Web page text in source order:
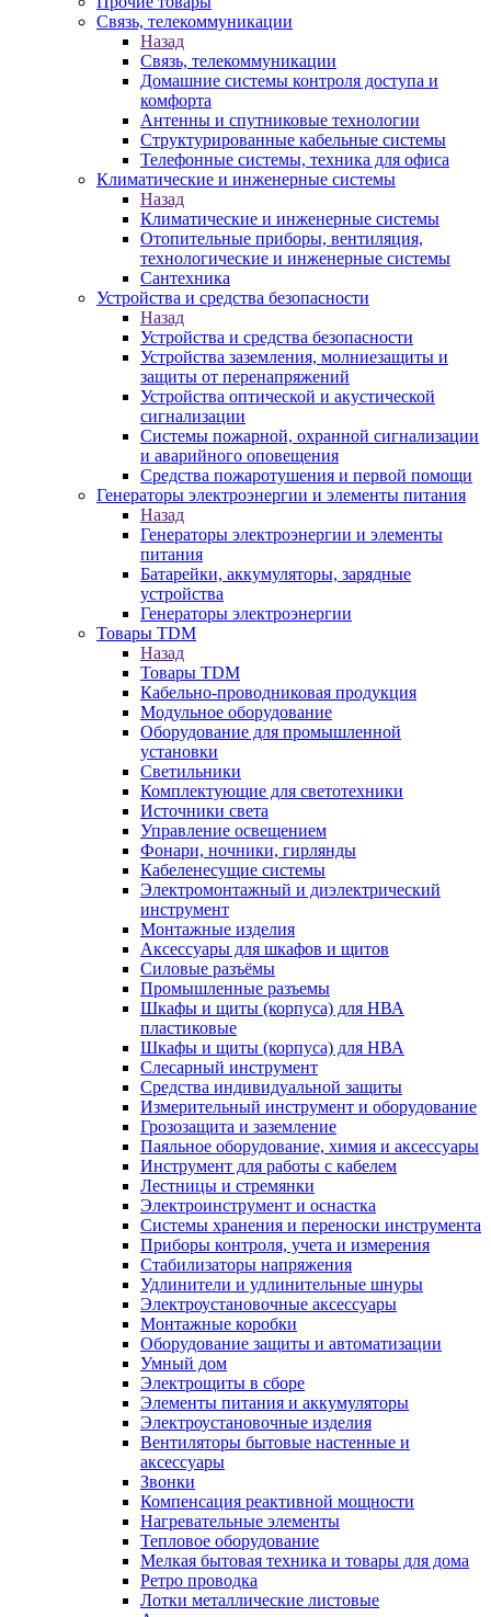
Связь, телекоммуникации
Назад
Связь, телекоммуникации
Домашние системы контроля доступа и
комфорта
Антенны и спутниковые технологии
Структурированные кабельные системы
Телефонные системы, техника для офиса
Климатические и инженерные системы
Назад
Климатические и инженерные системы
Отопительные приборы, вентиляция,
технологические и инженерные системы
Сантехника
Устройства и средства безопасности
Назад
Устройства и средства безопасности
Устройства заземления, молниезащиты и
защиты от перенапряжений
Устройства оптической и акустической
сигнализации
Системы пожарной, охранной сигнализации
и аварийного оповещения
Средства пожаротушения и первой помощи
Генераторы электроэнергии и элементы питания
Назад
Генераторы электроэнергии и элементы
питания
Батарейки, аккумуляторы, зарядные
устройства
Генераторы электроэнергии
Товары TDM
Назад
Товары TDM
Кабельно-проводниковая продукция
Модульное оборудование
Оборудование для промышленной
установки
Светильники
Комплектующие для светотехники
Источники света
Управление освещением
Фонари, ночники, гирлянды
Кабеленесущие системы
Электромонтажный и диэлектрический
инструмент
Монтажные изделия
Аксессуары для шкафов и щитов
Силовые разъёмы
Промышленные разъемы
Шкафы и щиты (корпуса) для НВА
пластиковые
Шкафы и щиты (корпуса) для НВА
Слесарный инструмент
Средства индивидуальной защиты
Измерительный инструмент и оборудование
Грозозащита и заземление
Паяльное оборудование, химия и аксессуары
Инструмент для работы с кабелем
Лестницы и стремянки
Электроинструмент и оснастка
Системы хранения и переноски инструмента
Приборы контроля, учета и измерения
Стабилизаторы напряжения
Удлинители и удлинительные шнуры
Электроустановочные аксессуары
Монтажные коробки
Оборудование защиты и автоматизации
Умный дом
Электрощиты в сборе
Элементы питания и аккумуляторы
Электроустановочные изделия
Вентиляторы бытовые настенные и
аксессуары
Звонки
Компенсация реактивной мощности
Нагревательные элементы
Тепловое оборудование
Мелкая бытовая техника и товары для дома
Ретро проводка
Лотки металлические листовые